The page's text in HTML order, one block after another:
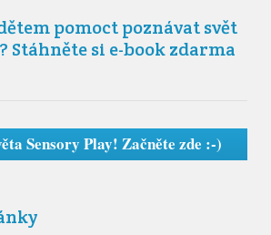
pomoct poznávat svět
Stáhněte si e-book zdarma
Sensory Play! Začněte zde :-)